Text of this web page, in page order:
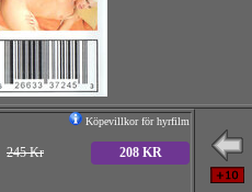
Köpevillkor för hyrfilm
245 Kr 208 KR